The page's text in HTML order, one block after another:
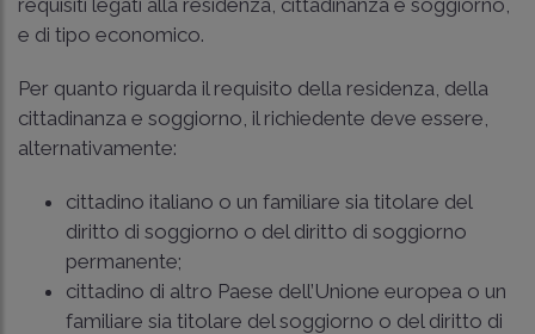
e di tipo economico.
Per quanto riguarda il requisito della residenza, della
cittadinanza e soggiorno, il richiedente deve essere,
alternativamente:
cittadino italiano o un familiare sia titolare del
diritto di soggiorno o del diritto di soggiorno
permanente;
cittadino di altro Paese dell’Unione europea o un
familiare sia titolare del soggiorno o del diritto di